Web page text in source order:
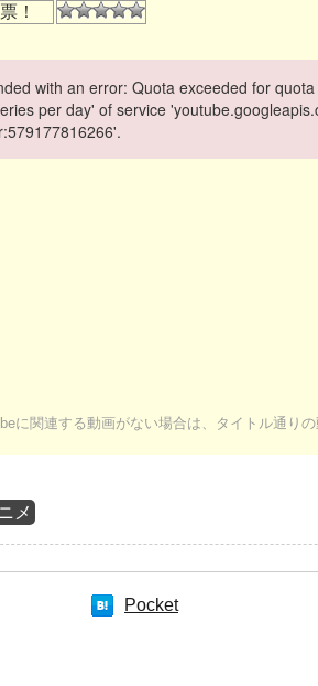
票！
with an error: Quota exceeded for
per day' of service
に関連する動画がない場合は、タイトル通り
メ
Pocket